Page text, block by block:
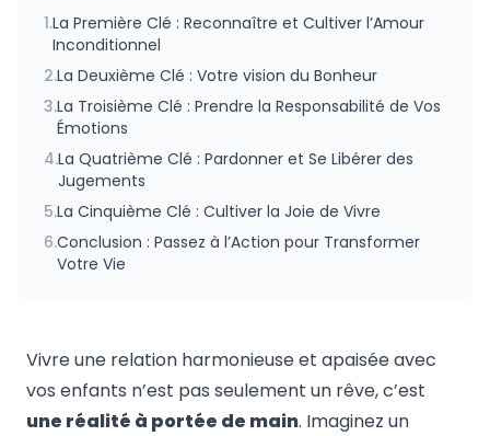
1.La Première Clé : Reconnaître et Cultiver l’Amour
Inconditionnel
2.La Deuxième Clé : Votre vision du Bonheur
3.La Troisième Clé : Prendre la Responsabilité de Vos
Émotions
4.La Quatrième Clé : Pardonner et Se Libérer des
Jugements
5.La Cinquième Clé : Cultiver la Joie de Vivre
6.Conclusion : Passez à l’Action pour Transformer
Votre Vie
Vivre une relation harmonieuse et apaisée avec
vos enfants n’est pas seulement un rêve, c’est
une réalité à portée de main. Imaginez un